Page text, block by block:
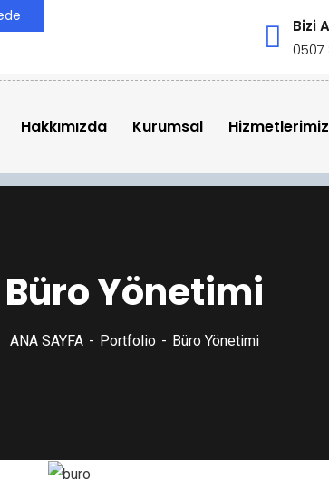
Bizi
0507
Hakkımızda Kurumsal Hizmetlerimiz
Büro Yönetimi
ANA SAYFA Portfolio Büro Yönetimi